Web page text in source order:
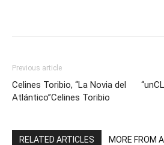
Previous article
Celines Toribio, “La Novia del
Atlántico”Celines Toribio
RELATED ARTICLES MORE FROM